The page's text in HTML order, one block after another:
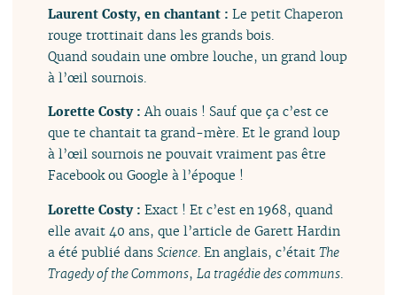
Laurent Costy, en chantant :Le petit Chaperon
rouge trottinait dans les grands bois.
Quand soudain une ombre louche, un grand loup
à l’œil sournois.
Lorette Costy :Ah ouais ! Sauf que ça c’est ce
que te chantait ta grand-mère. Et le grand loup
à l’œil sournois ne pouvait vraiment pas être
Facebook ou Google à l’époque !
Lorette Costy :Exact ! Et c’est en 1968, quand
elle avait 40 ans, que l’article de Garett Hardin
a été publié dansScience . En anglais, c’étaitThe
Tragedy of the Commons, La tragédie des communs